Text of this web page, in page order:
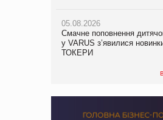
05.08.2026
Смачне поповнення
у VARUS з’явилися
ТОКЕРИ
04.08.2026
Через атаку РФ у Дніпрі
склад шоколаду Millennium